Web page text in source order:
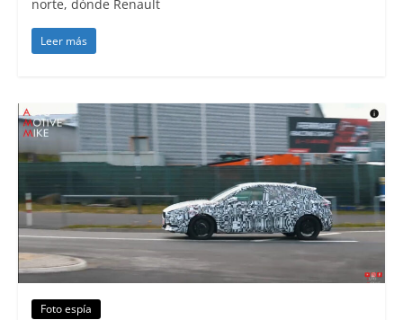
norte, dónde Renault
Leer más
Foto espía